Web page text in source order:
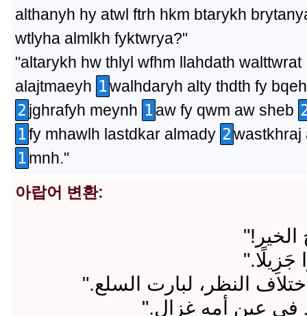
althanyh hy atwl ftrh hkm btarykh
wtlyha almlkh fyktwrya?"
"altarykh hw thlyl wfhm llahdath walttwrat
alajtmaeyh 1walhdaryh alty thdth fy bqeh
2 jghrafyh meynh 1aw fy qwm aw sheb
1fy mhawlh lastdkar almady 2wastkhraj
1mnh."
아랍어 변환:
النظر، لبارت السلع."
في عين أمه غزال."